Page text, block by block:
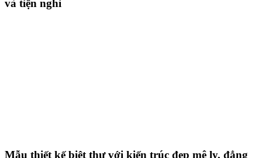
và tiện nghi
Mẫu thiết kế biệt thự với kiến trúc đẹp mê ly, đẳng